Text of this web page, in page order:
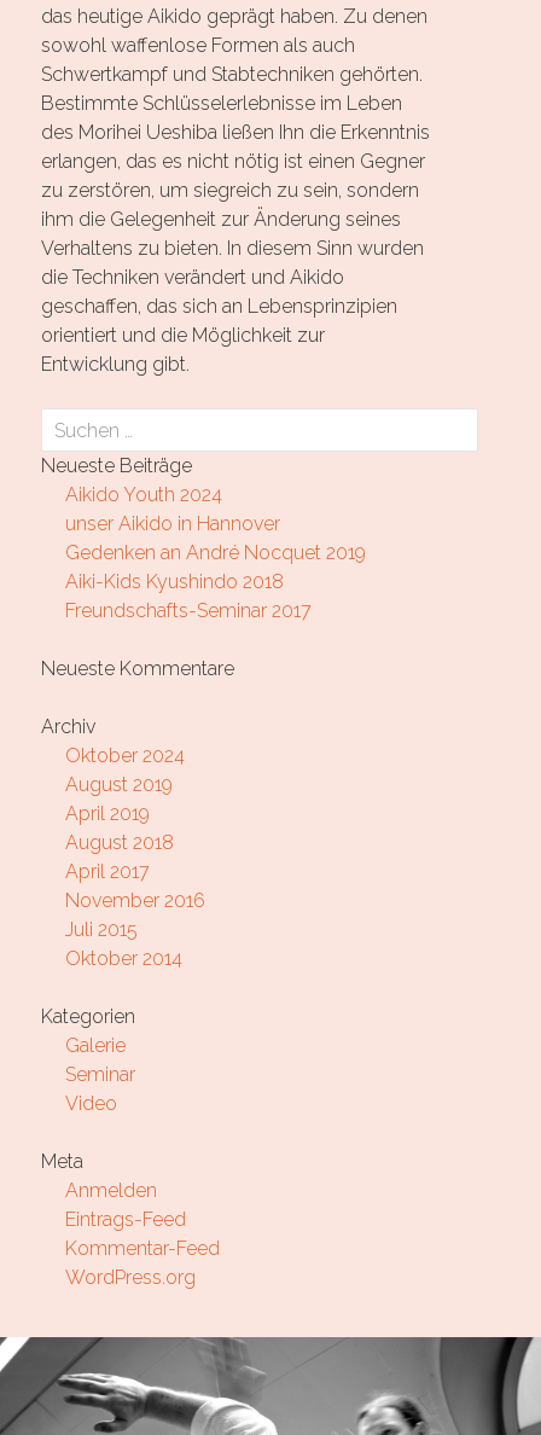
das heutige Aikido geprägt haben. Zu denen
sowohl waffenlose Formen als auch
Schwertkampf und Stabtechniken gehörten.
Bestimmte Schlüsselerlebnisse im Leben
des Morihei Ueshiba ließen Ihn die Erkenntnis
erlangen, das es nicht nötig ist einen Gegner
zu zerstören, um siegreich zu sein, sondern
ihm die Gelegenheit zur Änderung seines
Verhaltens zu bieten. In diesem Sinn wurden
die Techniken verändert und Aikido
geschaffen, das sich an Lebensprinzipien
orientiert und die Möglichkeit zur
Entwicklung gibt.
Suchen
nach:
Neueste Beiträge
Aikido Youth 2024
unser Aikido in Hannover
Gedenken an André Nocquet 2019
Aiki-Kids Kyushindo 2018
Freundschafts-Seminar 2017
Neueste Kommentare
Archiv
Oktober 2024
August 2019
April 2019
August 2018
April 2017
November 2016
Juli 2015
Oktober 2014
Kategorien
Galerie
Seminar
Video
Meta
Anmelden
Eintrags-Feed
Kommentar-Feed
WordPress.org